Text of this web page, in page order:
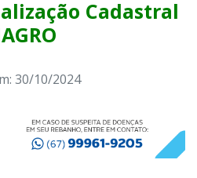
Cadastral
30/10/2024